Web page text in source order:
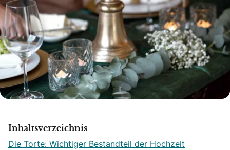
Inhaltsverzeichnis
Die Torte: Wichtiger Bestandteil der Hochzeit